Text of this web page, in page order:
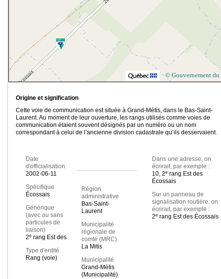
© Gouvernement du
Origine et signification
Cette voie de communication est située à Grand-Métis, dans le Bas-Saint-
Laurent. Au moment de leur ouverture, les rangs utilisés comme voies de
communication étaient souvent désignés par un numéro ou un nom
correspondant à celui de l’ancienne division cadastrale qu’ils desservaient.
Date
d'officialisation
2002-06-11
Spécifique
Écossais
Générique
(avec ou sans
particules de
liaison)
2e rang Est des
Type d'entité
Rang (voie)
Région
administrative
Bas-Saint-
Laurent
Municipalité
régionale de
comté (MRC)
La Mitis
Municipalité
Grand-Métis
(Municipalité)
Dans une adresse, on
écrirait, par exemple :
10, 2erang Est des
Écossais
Sur un panneau de
signalisation routière, on
écrirait, par exemple :
2erang Est des Écossais